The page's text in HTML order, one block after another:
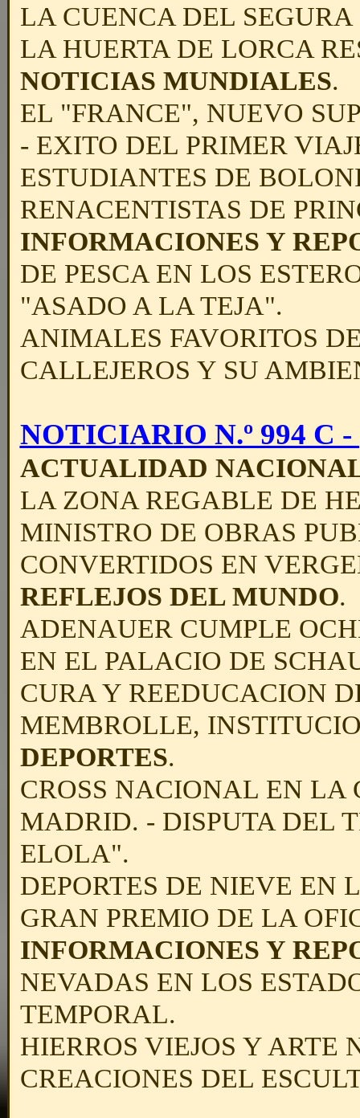
LA CUENCA DEL
LA HUERTA DE LORCA
NOTICIAS MUNDIALES.
EL "FRANCE", NUEVO
- EXITO DEL PRIMER
ESTUDIANTES DE
RENACENTISTAS DE
INFORMACIONES Y
DE PESCA EN LOS
"ASADO A LA TEJA".
ANIMALES FAVORITOS
CALLEJEROS Y SU
NOTICIARIO N.º 994 C -
ACTUALIDAD
LA ZONA REGABLE DE
MINISTRO DE OBRAS
CONVERTIDOS EN
REFLEJOS DEL MUNDO.
ADENAUER CUMPLE
EN EL PALACIO DE
CURA Y REEDUCACION
MEMBROLLE,
DEPORTES.
CROSS NACIONAL EN LA
MADRID. - DISPUTA DEL
ELOLA".
DEPORTES DE NIEVE
GRAN PREMIO DE LA
INFORMACIONES Y
NEVADAS EN LOS
TEMPORAL.
HIERROS VIEJOS Y ARTE
CREACIONES DEL